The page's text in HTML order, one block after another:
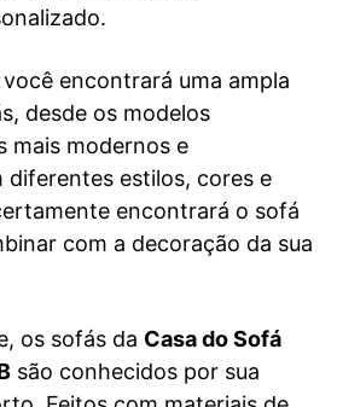
encontrará uma ampla
desde os modelos
mais modernos e
diferentes estilos, cores e
encontrará o sofá
com a decoração da sua
os sofás da Casa do Sofá
são conhecidos por sua